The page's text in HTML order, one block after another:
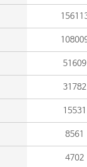
51609
31782
15531
8561
4702